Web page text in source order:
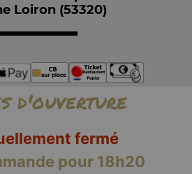
Loiron (53320)
d'ouverture
fermé
pour 18h20